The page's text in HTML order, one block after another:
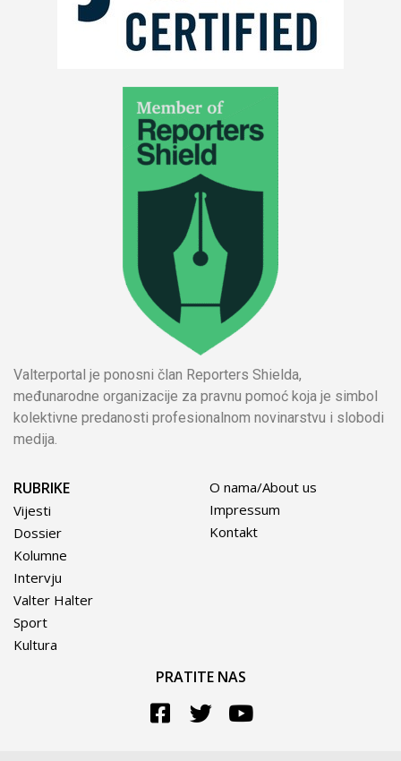
Valterportal je ponosni član Reporters Shielda,
međunarodne organizacije za pravnu pomoć koja je simbol
kolektivne predanosti profesionalnom novinarstvu i slobodi
medija.
RUBRIKE
Vijesti
Dossier
Kolumne
Intervju
Valter Halter
Sport
Kultura
O nama/About us
Impressum
Kontakt
PRATITE NAS